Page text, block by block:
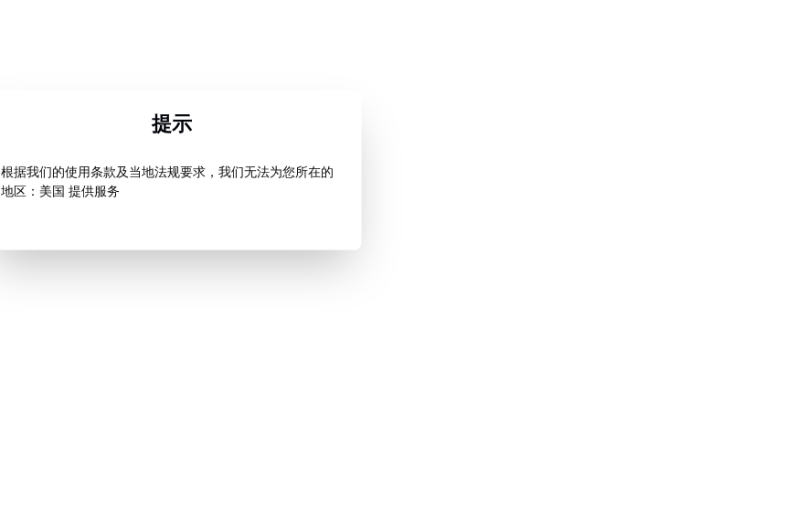
提示
根据我们的使用条款及当地法规要求，我们无法为您所在的
地区：美国 提供服务